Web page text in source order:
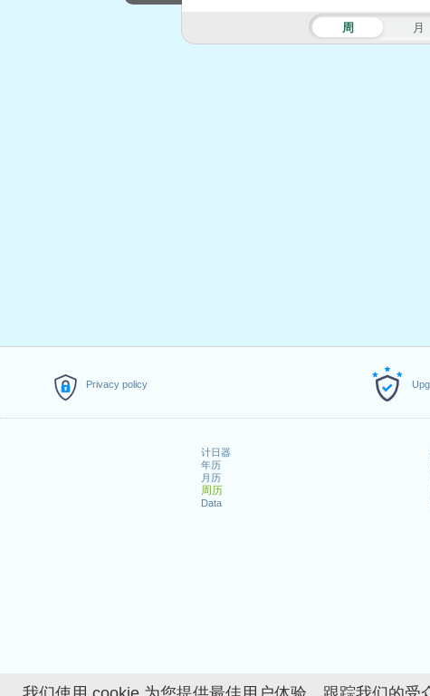
Privacy policy
计日器
年历
月历
周历
Data
周 月